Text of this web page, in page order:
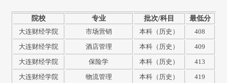
院校 专业 批次/科目
最低分
大连财经学院
市场营销 本科（历史）
408
大连财经学院
酒店管理 本科（历史）
409
大连财经学院
保险学 本科（历史）
413
大连财经学院
物流管理 本科（历史）
419